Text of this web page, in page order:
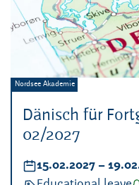
Dänisch für
02/2027
Veranstalter:
Nordsee Akademie
Datum:
15.02.2027 – bis